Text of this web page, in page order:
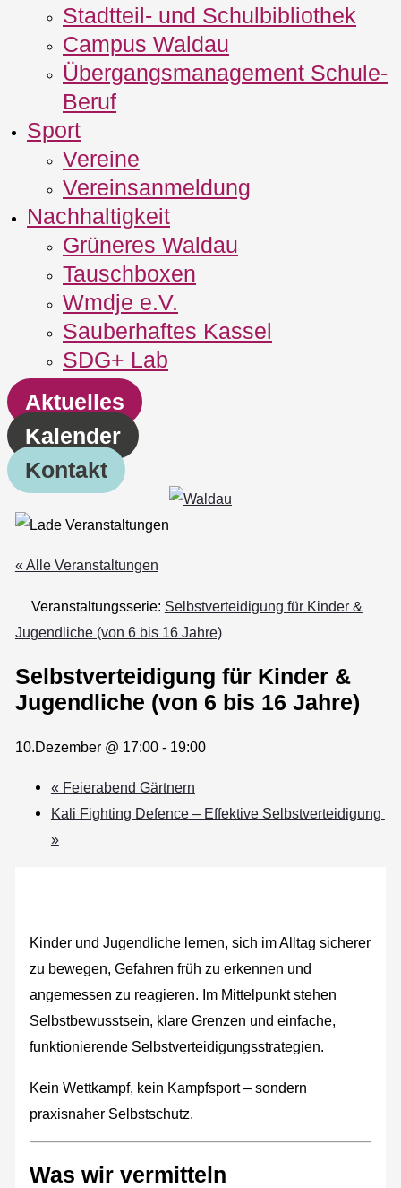
Stadtteil- und Schulbibliothek
Campus Waldau
Übergangsmanagement Schule‐
Beruf
Sport
Vereine
Vereinsanmeldung
Nachhaltigkeit
Grüneres Waldau
Tauschboxen
Wmdje e.V.
Sauberhaftes Kassel
SDG+ Lab
Aktuelles
Kalender
Kontakt
« Alle Veranstaltungen
Veranstaltungsserie: Selbstverteidigung für Kinder &
Jugendliche (von 6 bis 16 Jahre)
Selbstverteidigung für Kinder &
Jugendliche (von 6 bis 16 Jahre)
10.Dezember @ 17:00- 19:00
« Feierabend Gärtnern
Kali Fighting Defence – Effektive Selbstverteidigung
»
Kinder und Jugendliche lernen, sich im Alltag sicherer
zu bewegen, Gefahren früh zu erkennen und
angemessen zu reagieren. Im Mittelpunkt stehen
Selbstbewusstsein, klare Grenzen und einfache,
funktionierende Selbstverteidigungsstrategien.
Kein Wettkampf, kein Kampfsport – sondern
praxisnaher Selbstschutz.
Was wir vermitteln